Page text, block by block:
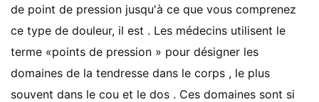
de point de pression jusqu'à ce que vous comprenez
ce type de douleur, il est . Les médecins utilisent le
terme «points de pression » pour désigner les
domaines de la tendresse dans le corps , le plus
souvent dans le cou et le dos . Ces domaines sont si